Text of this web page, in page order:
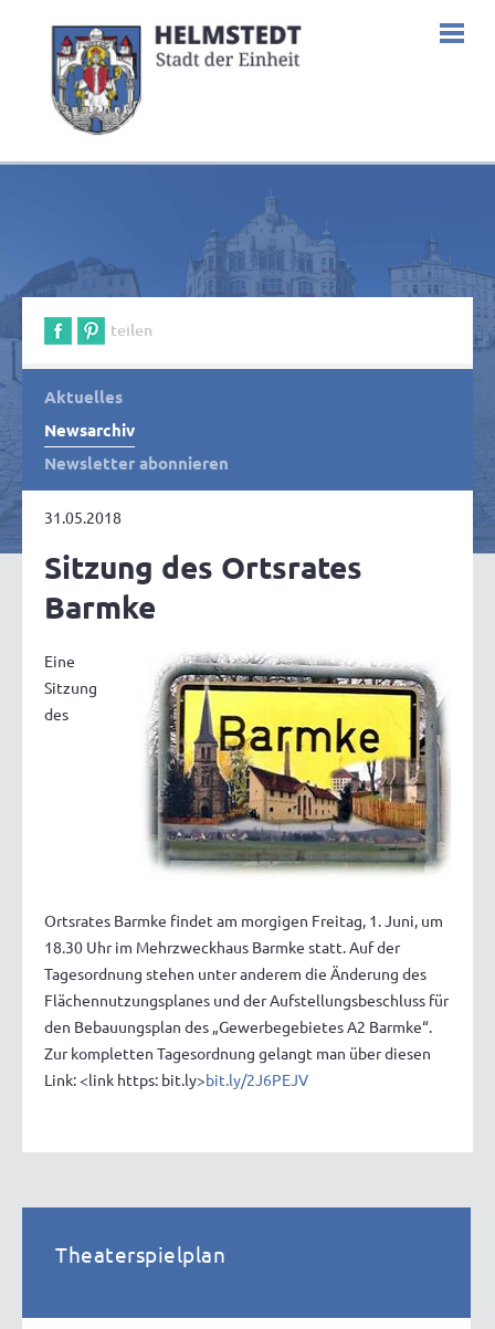
teilen
Aktuelles
Newsarchiv
Newsletter abonnieren
31.05.2018
Sitzung des Ortsrates
Barmke
Eine
Sitzung
des
Ortsrates Barmke findet am morgigen Freitag, 1. Juni, um
18.30 Uhr im Mehrzweckhaus Barmke statt. Auf der
Tagesordnung stehen unter anderem die Änderung des
Flächennutzungsplanes und der Aufstellungsbeschluss für
den Bebauungsplan des „Gewerbegebietes A2 Barmke“.
Zur kompletten Tagesordnung gelangt man über diesen
Link: <link https: bit.ly>bit.ly/2J6PEJV
Theaterspielplan